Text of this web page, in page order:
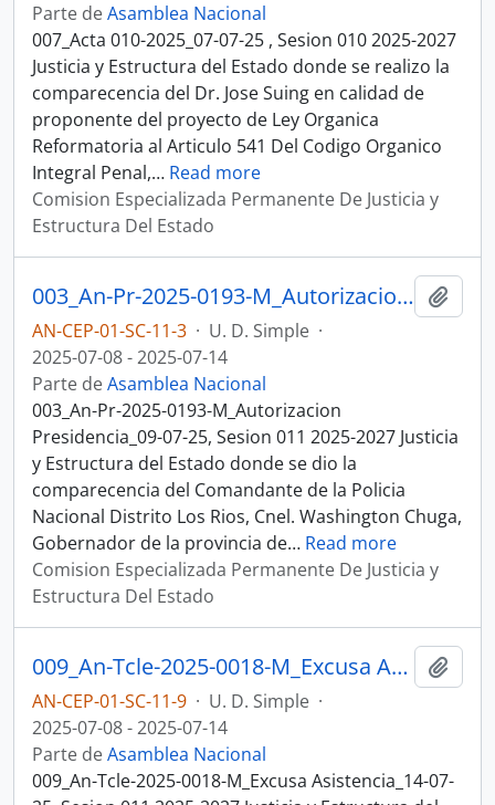
Parte deAsamblea Nacional
007_Acta 010-2025_07-07-25 , Sesion 010 2025-2027
Justicia y Estructura del Estado donde se realizo la
comparecencia del Dr. Jose Suing en calidad de
proponente del proyecto de Ley Organica
Reformatoria al Articulo 541 Del Codigo Organico
Integral Penal,… Read more
Comision Especializada Permanente De Justicia y
Estructura Del Estado
003_An-Pr-2025-0193-M_Autorizacion Presidencia_09-07-25, Sesion 011 Justicia y Estructura del Estado
AN-CEP-01-SC-11-3 · U. D. Simple ·
2025-07-08 - 2025-07-14
Parte deAsamblea Nacional
003_An-Pr-2025-0193-M_Autorizacion
Presidencia_09-07-25, Sesion 011 2025-2027 Justicia
y Estructura del Estado donde se dio la
comparecencia del Comandante de la Policia
Nacional Distrito Los Rios, Cnel. Washington Chuga,
Gobernador de la provincia de… Read more
Comision Especializada Permanente De Justicia y
Estructura Del Estado
009_An-Tcle-2025-0018-M_Excusa Asistencia_14-07-25, Sesion 011 Justicia y Estructura del Estado
AN-CEP-01-SC-11-9 · U. D. Simple ·
2025-07-08 - 2025-07-14
Parte deAsamblea Nacional
009_An-Tcle-2025-0018-M_Excusa Asistencia_14-07-